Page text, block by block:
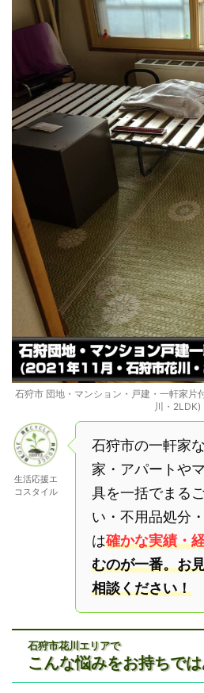
石狩市 団地・マンション・戸建・一軒家片
川・2LDK)
生活応援エ
コスタイル
石狩市の一軒家
家・アパートや
具を一括でまる
い・不用品処分
は確かな実績・
むのが一番。お
相談ください！
石狩市花川エリアで
こんな悩みをお持ちで